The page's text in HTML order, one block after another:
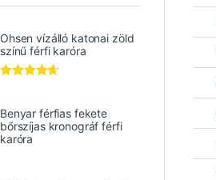
Ohsen vízálló katonai zöld
színű férfi karóra
Benyar férfias fekete
bőrszíjas kronográf férfi
karóra